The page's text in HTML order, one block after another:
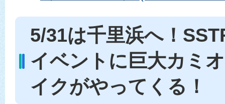
5/31は千里浜へ！
イベントに巨大カミ
イクがやってくる！